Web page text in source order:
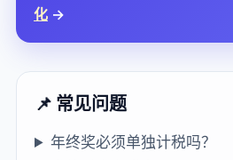
化 →
📌 常见问题
年终奖必须单独计税吗？